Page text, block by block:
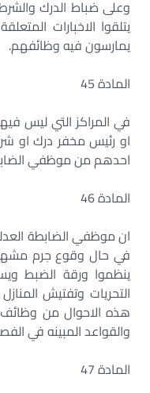
وعلى ضباط الدرك
يتلقوا الاخبارات
يمارسون فيه وظائفهم.
المادة 45
في المراكز التي ليس
او رئيس مخفر درك او
احدهم من موظفي
المادة 46
في حال وقوع جرم
ينظموا ورقة الضبط
التحريات وتفتيش
هذه الاحوال من وظائف
والقواعد المبينه في
المادة 47